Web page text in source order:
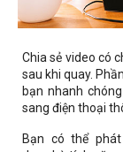
Chia sẻ video có
sau khi quay.
bạn nhanh
sang điện thoại
Bạn có thể